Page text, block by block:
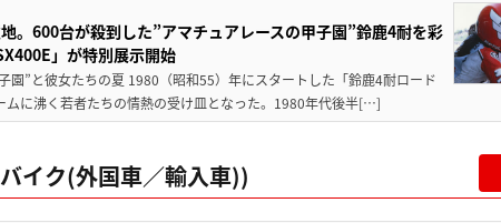
。600台が殺到した”アマチュアレースの甲子園”鈴鹿4耐を彩
」が特別展示開始
園”と彼女たちの夏 1980（昭和55）年にスタートした「鈴鹿4耐ロード
ムに沸く若者たちの情熱の受け皿となった。1980年代後半[…]
イク(外国車／輸入車))